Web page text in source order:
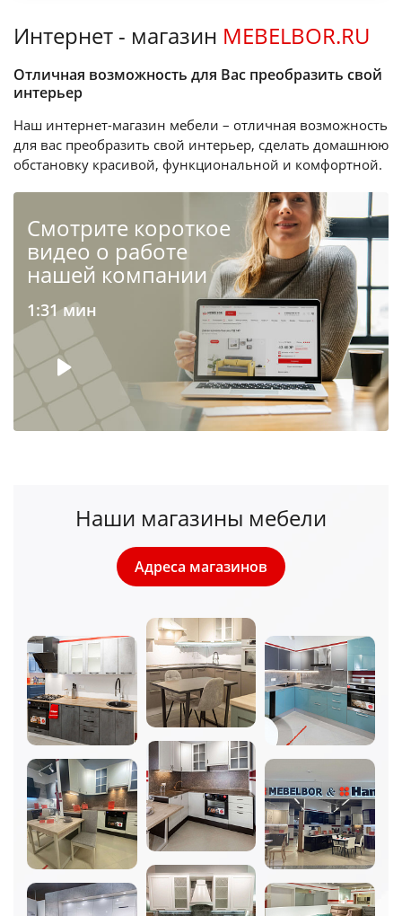
Интернет - магазин MEBELBOR.RU
Отличная возможность для Вас преобразить свой
интерьер
Наш интернет-магазин мебели – отличная возможность
для вас преобразить свой интерьер, сделать домашнюю
обстановку красивой, функциональной и комфортной.
Cмотрите короткое
видео о работе
нашей компании
1:31 мин
Наши магазины мебели
Адреса магазинов